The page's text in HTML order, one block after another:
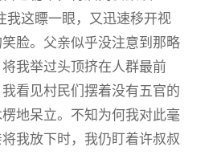
我这瞟一眼，又迅速移开视
脸。父亲似乎没注意到那略
我举过头顶挤在人群最前
看见村民们摆着没有五官的
地呆立。不知为何我对此毫
我放下时，我仍盯着许叔叔